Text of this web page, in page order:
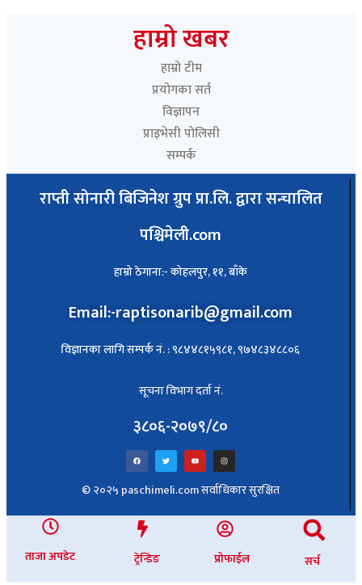
हाम्रो खबर
हाम्रो टीम
प्रयोगका सर्त
विज्ञापन
प्राइभेसी पोलिसी
सम्पर्क
राप्ती सोनारी बिजिनेश ग्रुप प्रा.लि. द्वारा सन्चालित
पश्चिमेली.com
हाम्रो ठेगाना:- कोहलपुर, ११, बाँके
Email:-raptisonarib@gmail.com
विज्ञानका लागि सम्पर्क नं. : ९८४४८१५९८१, ९७४८३४८८०६
सूचना विभाग दर्ता नं.
३८०६-२०७९/८०
© २०२५ paschimeli.com सर्वाधिकार सुरक्षित
ताजा अपडेट ट्रेन्डिङ प्रोफाईल सर्च